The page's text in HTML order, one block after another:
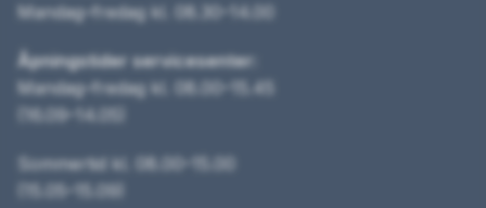
Mandag–fredag kl. 08.30–14.00
Åpningstider servicesenter:
Mandag–fredag kl. 08.00–15.45
(16.09–14.05)
Sommertid kl. 08.00–15.00
(15.05–15.09)